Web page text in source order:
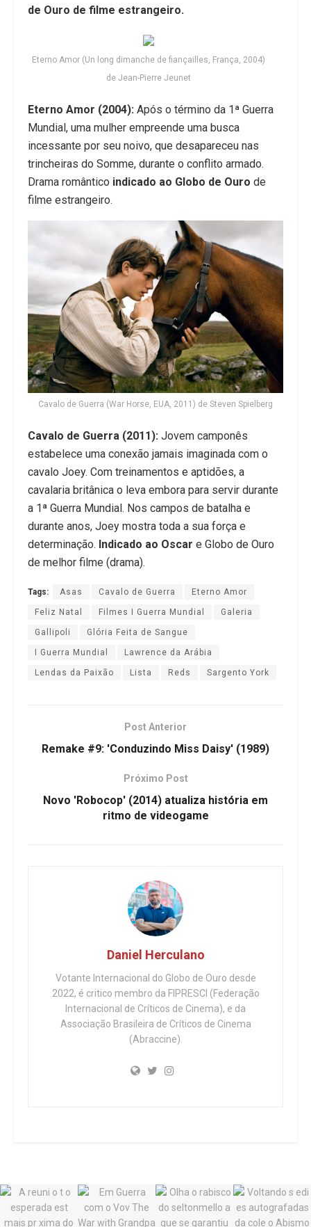
de Ouro de filme estrangeiro.
Eterno Amor (Un long dimanche de fiançailles, França, 2004)
de Jean-Pierre Jeunet
Eterno Amor (2004): Após o término da 1ª Guerra
Mundial, uma mulher empreende uma busca
incessante por seu noivo, que desapareceu nas
trincheiras do Somme, durante o conflito armado.
Drama romântico indicado ao Globo de Ouro de
filme estrangeiro.
Cavalo de Guerra (War Horse, EUA, 2011) de Steven Spielberg
Cavalo de Guerra (2011): Jovem camponês
estabelece uma conexão jamais imaginada com o
cavalo Joey. Com treinamentos e aptidões, a
cavalaria britânica o leva embora para servir durante
a 1ª Guerra Mundial. Nos campos de batalha e
durante anos, Joey mostra toda a sua força e
determinação. Indicado ao Oscar e Globo de Ouro
de melhor filme (drama).
Tags: Asas Cavalo de Guerra Eterno Amor
Feliz Natal Filmes I Guerra Mundial Galeria
Gallipoli Glória Feita de Sangue
I Guerra Mundial Lawrence da Arábia
Lendas da Paixão Lista Reds Sargento York
Post Anterior
Remake #9: 'Conduzindo Miss Daisy' (1989)
Próximo Post
Novo 'Robocop' (2014) atualiza história em
ritmo de videogame
Daniel Herculano
Votante Internacional do Globo de Ouro desde
2022, é critico membro da FIPRESCI (Federação
Internacional de Críticos de Cinema), e da
Associação Brasileira de Críticos de Cinema
(Abraccine).